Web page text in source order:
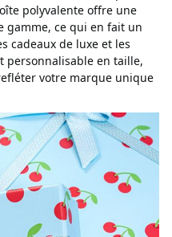
polyvalente offre une
gamme, ce qui en fait un
cadeaux de luxe et les
personnalisable en taille,
votre marque unique